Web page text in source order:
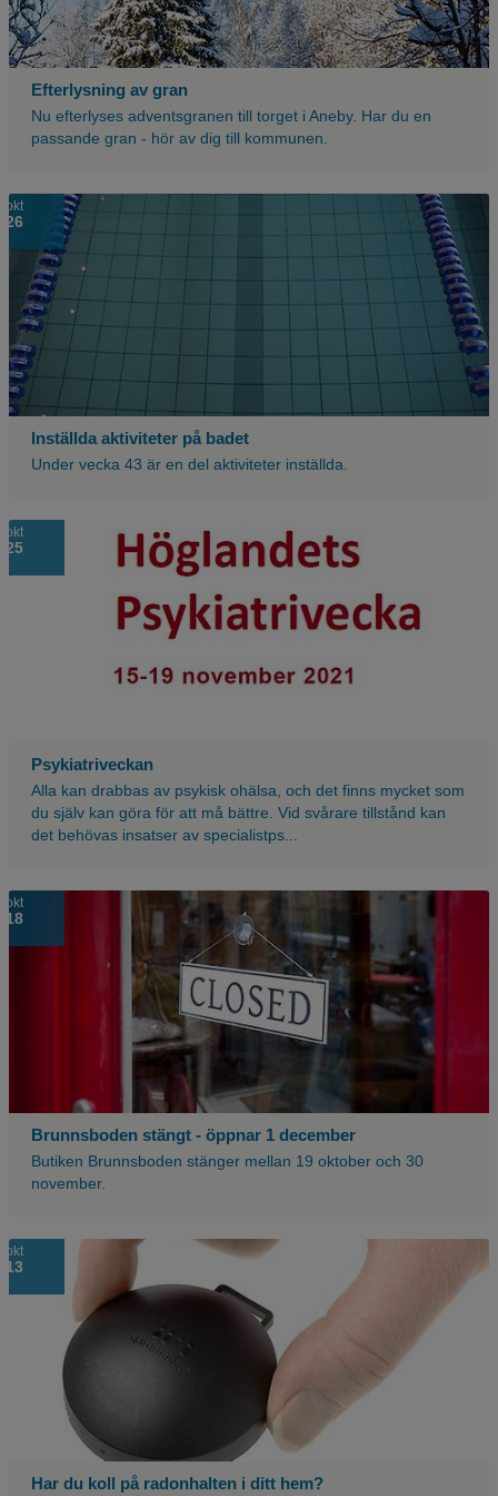
Efterlysning av gran
Nu efterlyses adventsgranen till torget i Aneby. Har du en
passande gran - hör av dig till kommunen.
okt
26
Inställda aktiviteter på badet
Under vecka 43 är en del aktiviteter inställda.
okt
25
Psykiatriveckan
Alla kan drabbas av psykisk ohälsa, och det finns mycket som
du själv kan göra för att må bättre. Vid svårare tillstånd kan
det behövas insatser av specialistps...
okt
18
Brunnsboden stängt - öppnar 1 december
Butiken Brunnsboden stänger mellan 19 oktober och 30
november.
okt
13
Har du koll på radonhalten i ditt hem?